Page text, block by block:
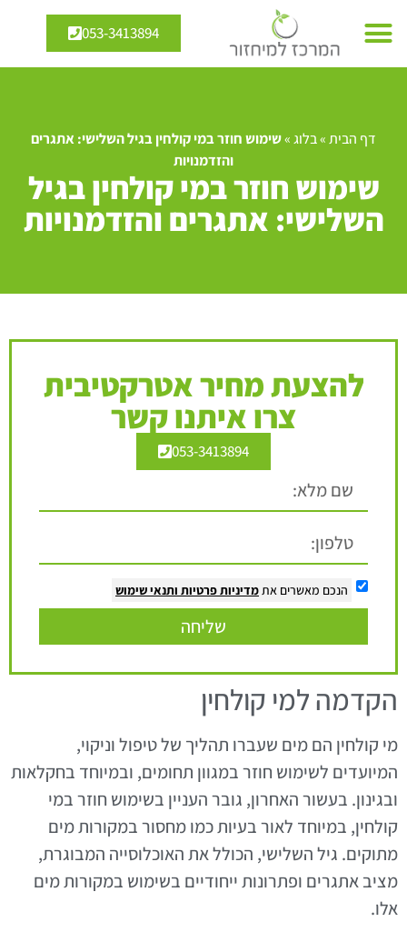
053-3413894
דף הבית»בלוג»שימוש חוזר במי קולחין בגיל השלישי: אתגרים
והזדמנויות
שימוש חוזר במי קולחין בגיל
השלישי: אתגרים והזדמנויות
להצעת מחיר אטרקטיבית
צרו איתנו קשר
053-3413894
הנכם מאשרים את מדיניות פרטיות ותנאי שימוש
שליחה
הקדמה למי קולחין
מי קולחין הם מים שעברו תהליך של טיפול וניקוי,
המיועדים לשימוש חוזר במגוון תחומים, ובמיוחד בחקלאות
ובגינון. בעשור האחרון, גובר העניין בשימוש חוזר במי
קולחין, במיוחד לאור בעיות כמו מחסור במקורות מים
מתוקים. גיל השלישי, הכולל את האוכלוסייה המבוגרת,
מציב אתגרים ופתרונות ייחודיים בשימוש במקורות מים
אלו.